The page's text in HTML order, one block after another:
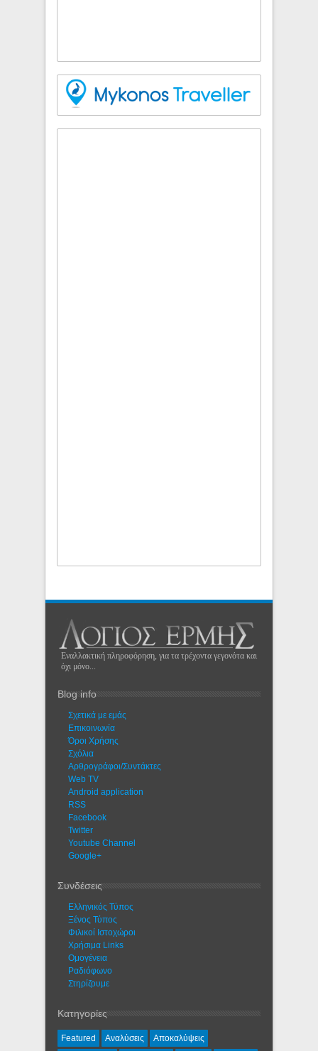
Εναλλακτική πληροφόρηση, για τα τρέχοντα γεγονότα και
όχι μόνο...
Blog info
Σχετικά με εμάς
Eπικοινωνία
Όροι Χρήσης
Σχόλια
Αρθρογράφοι/Συντάκτες
Web TV
Android application
RSS
Facebook
Twitter
Youtube Channel
Google+
Συνδέσεις
Ελληνικός Τύπος
Ξένος Τύπος
Φιλικοί Ιστοχώροι
Χρήσιμα Links
Ομογένεια
Ραδιόφωνο
Στηρίζουμε
Κατηγορίες
Featured Αναλύσεις Αποκαλύψεις